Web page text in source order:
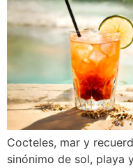
Cocteles, mar y
sinónimo de sol, playa